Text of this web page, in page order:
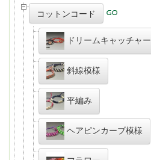
コットンコード
ドリームキャッチャー
斜線模様
平編み
ヘアピンカーブ模様